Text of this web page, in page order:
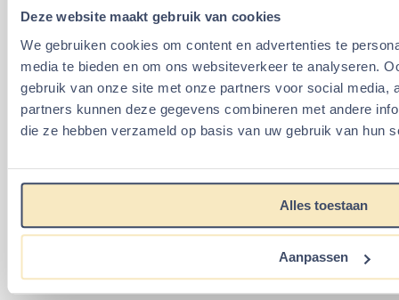
Deze website maakt gebruik van cookies
We gebruiken cookies om content en advertenties te
media te bieden en om ons websiteverkeer te analyseren.
gebruik van onze site met onze partners voor social media,
partners kunnen deze gegevens combineren met andere
die ze hebben verzameld op basis van uw gebruik van hun
Alles toestaan
Aanpassen
Onderkasten Gerbilarium
Exo Terra Terraria
Bezorgen & Retourneren
Niet tevreden over uw product? Retourneer uw aankoop
binnen 14 dagen.
Bezorgen en retourneren
manieren betalen!